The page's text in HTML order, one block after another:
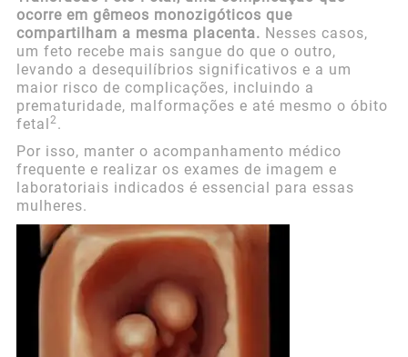
ocorre em gêmeos monozigóticos que
compartilham a mesma placenta. Nesses casos,
um feto recebe mais sangue do que o outro,
levando a desequilíbrios significativos e a um
maior risco de complicações, incluindo a
prematuridade, malformações e até mesmo o óbito
fetal2.
Por isso, manter o acompanhamento médico
frequente e realizar os exames de imagem e
laboratoriais indicados é essencial para essas
mulheres.